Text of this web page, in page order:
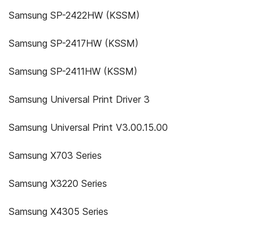
Samsung SP-2422HW (KSSM)
Samsung SP-2417HW (KSSM)
Samsung SP-2411HW (KSSM)
Samsung Universal Print Driver 3
Samsung Universal Print V3.00.15.00
Samsung X703 Series
Samsung X3220 Series
Samsung X4305 Series